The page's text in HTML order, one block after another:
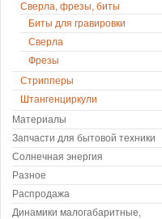
Сверла, фрезы, биты
Биты для гравировки
Сверла
Фрезы
Стрипперы
Штангенциркули
Материалы
Запчасти для бытовой техники
Солнечная энергия
Разное
Распродажа
Динамики малогабаритные,